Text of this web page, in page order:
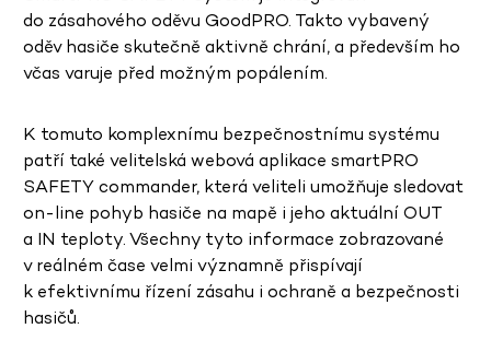
do zásahového oděvu GoodPRO. Takto vybavený
oděv hasiče skutečně aktivně chrání, a především ho
včas varuje před možným popálením.
K tomuto komplexnímu bezpečnostnímu systému
patří také velitelská webová aplikace smartPRO
SAFETY commander, která veliteli umožňuje sledovat
on-line pohyb hasiče na mapě i jeho aktuální OUT
a IN teploty. Všechny tyto informace zobrazované
v reálném čase velmi významně přispívají
k efektivnímu řízení zásahu i ochraně a bezpečnosti
hasičů.